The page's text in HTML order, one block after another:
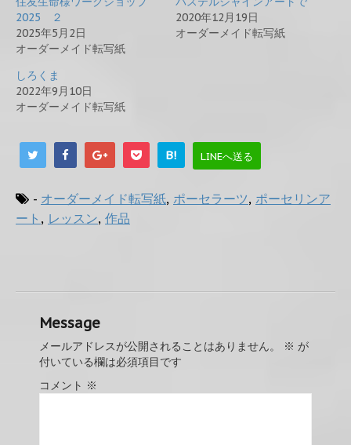
2025 ２
2025年5月2日
オーダーメイド転写紙
2020年12月19日
オーダーメイド転写紙
しろくま
2022年9月10日
オーダーメイド転写紙
B! LINEへ送る
- オーダーメイド転写紙, ポーセラーツ, ポーセリンア
ート , レッスン, 作品
Message
メールアドレスが公開されることはありません。 ※ が
付いている欄は必須項目です
コメント ※